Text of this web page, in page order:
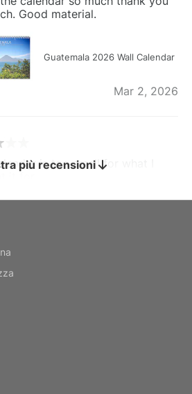
Good material.
Guatemala 2026 Wall Calendar
Mar 2, 2026
is too small for what I
it for
più recensioni